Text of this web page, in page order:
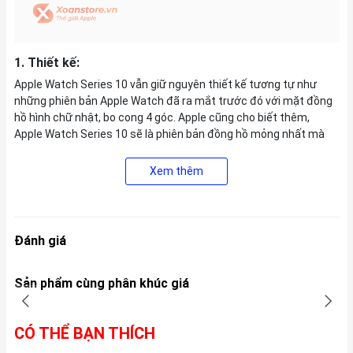
1. Thiết kế:
Apple Watch Series 10 vẫn giữ nguyên thiết kế tương tự như
những phiên bản Apple Watch đã ra mắt trước đó với mặt đồng
hồ hình chữ nhật, bo cong 4 góc. Apple cũng cho biết thêm,
Apple Watch Series 10 sẽ là phiên bản đồng hồ mỏng nhất mà
gần như mọi thành phần bên trong, bao gồm SiP, Digital Crown,
loa, mặt trước và ăng-ten.
Xem thêm
Đánh giá
Sản phẩm cùng phân khúc giá
CÓ THỂ BẠN THÍCH